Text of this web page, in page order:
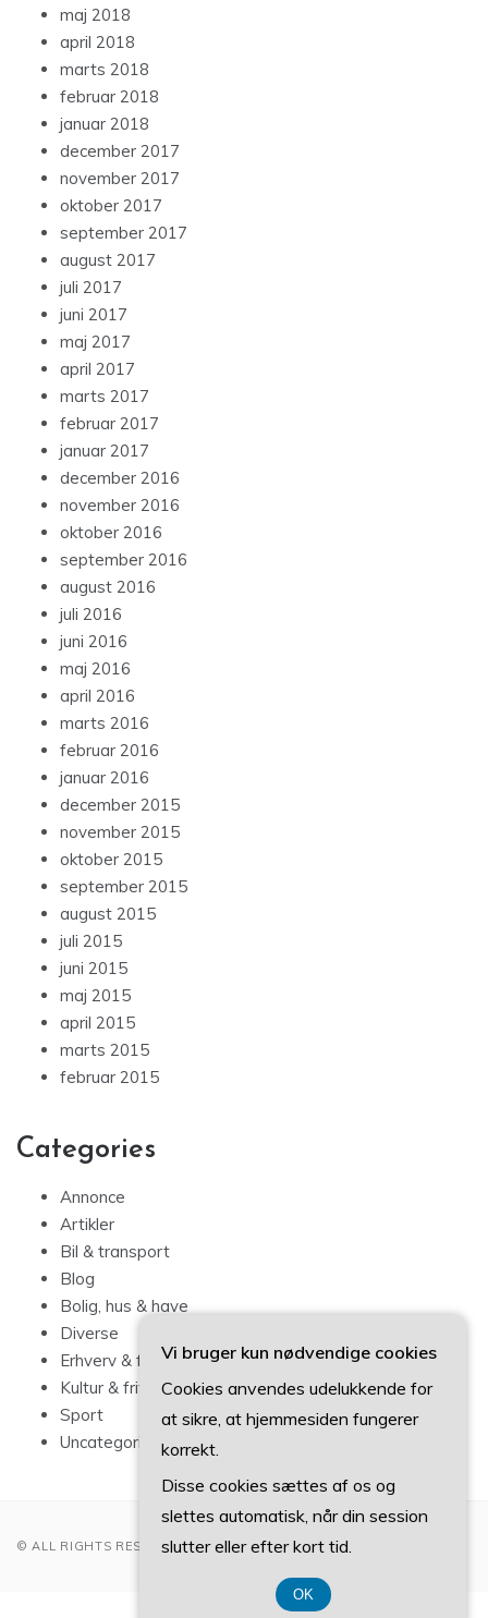
maj 2018
april 2018
marts 2018
februar 2018
januar 2018
december 2017
november 2017
oktober 2017
september 2017
august 2017
juli 2017
juni 2017
maj 2017
april 2017
marts 2017
februar 2017
januar 2017
december 2016
november 2016
oktober 2016
september 2016
august 2016
juli 2016
juni 2016
maj 2016
april 2016
marts 2016
februar 2016
januar 2016
december 2015
november 2015
oktober 2015
september 2015
august 2015
juli 2015
juni 2015
maj 2015
april 2015
marts 2015
februar 2015
Categories
Annonce
Artikler
Bil & transport
Blog
Bolig, hus & have
Diverse
Erhverv & forbrug
Kultur & fritid
Sport
Uncategorized
© ALL RIGHTS RESERVED 2022
Vi bruger kun nødvendige cookies
Cookies anvendes udelukkende for
at sikre, at hjemmesiden fungerer
korrekt.
Disse cookies sættes af os og
slettes automatisk, når din session
slutter eller efter kort tid.
OK